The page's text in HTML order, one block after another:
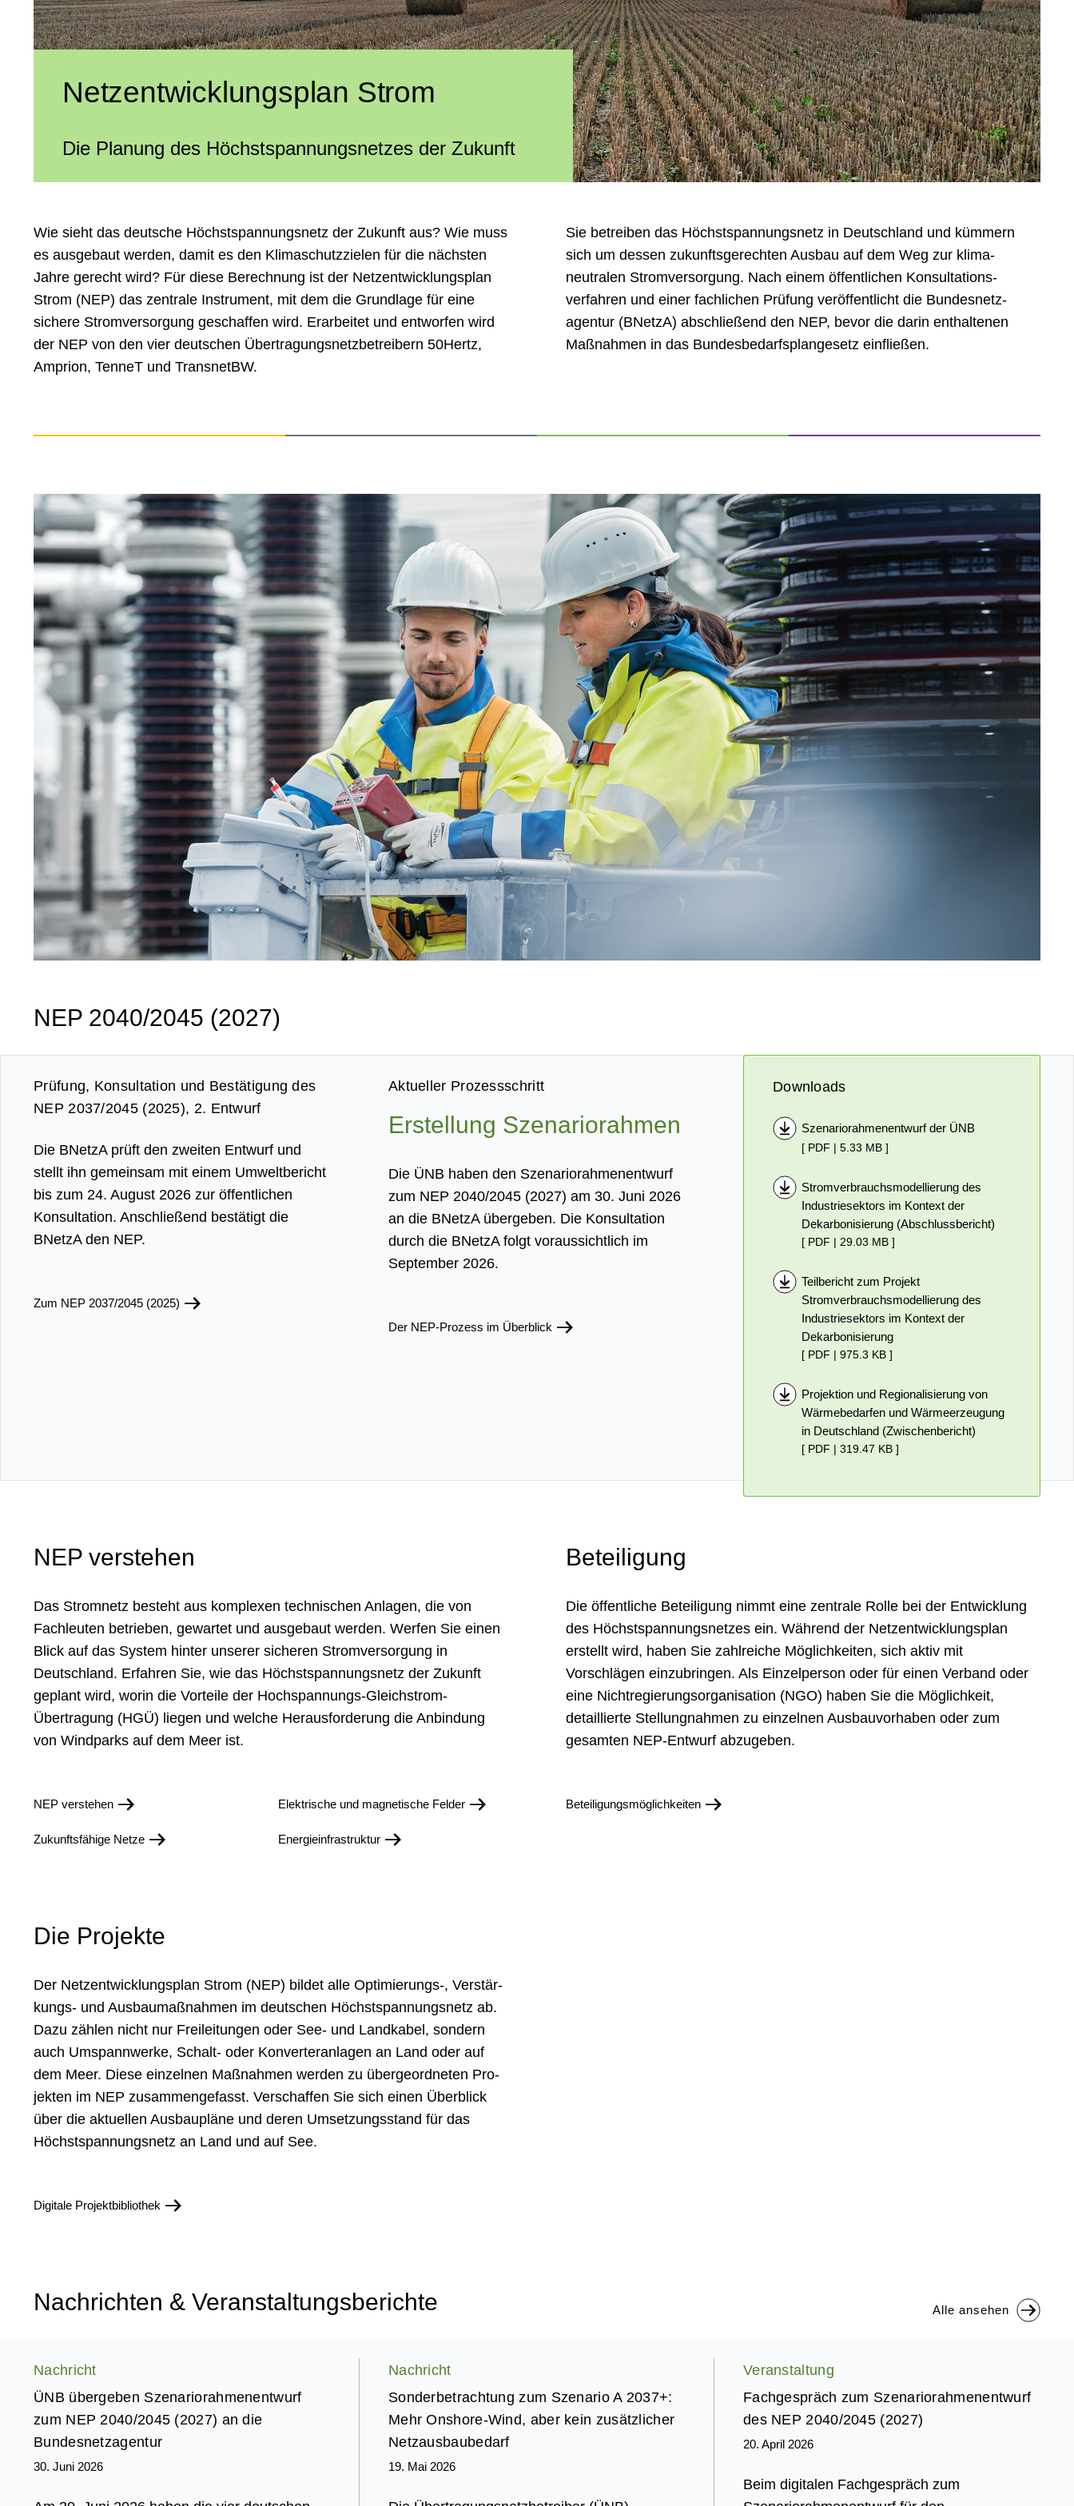
Netzentwicklungsplan Strom
Die Planung des Höchst­spannungs­netzes der Zukunft
Wie sieht das deutsche Höchst­­spannungs­­netz der Zukunft aus? Wie muss
es aus­­ge­baut werden, damit es den Klima­­schutz­­zielen für die näch­s­ten
Jahre gerecht wird? Für diese Berech­­nung ist der Netz­­ent­­wick­lungs­plan
Strom (NEP) das zen­tra­le Instr­ument, mit dem die Grund­lage für eine
sichere Strom­­­ver­sorgung geschaffen wird. Erarbeitet und entwor­fen wird
der NEP von den vier deutschen Über­tra­gungs­­netz­­betreibern 50Hertz,
Amprion, TenneT und TransnetBW.
Sie betreiben das Höchstspannungsnetz in Deutschland und kümmern
sich um dessen zukunfts­gerechten Ausbau auf dem Weg zur klima­
neutralen Strom­versorgung. Nach einem öffent­lichen Konsul­tations­
verfahren und einer fach­lichen Prüfung ver­öffent­licht die Bundes­netz­
agentur (BNetzA) abschlie­ßend den NEP, bevor die darin ent­hal­tenen
Maß­nahmen in das Bundes­be­darfs­plangesetz einfließen.
NEP 2040/2045 (2027)
Prüfung, Konsultation und Bestätigung des
NEP 2037/2045 (2025), 2. Entwurf
Die BNetzA prüft den zweiten Entwurf und
stellt ihn gemeinsam mit einem Umweltbericht
bis zum 24. August 2026 zur öffentlichen
Konsultation. Anschließend bestätigt die
BNetzA den NEP.
Zum NEP 2037/2045 (2025)
Aktueller Prozessschritt
Erstellung Szenariorahmen
Die ÜNB haben den Szenariorahmenentwurf
zum NEP 2040/2045 (2027) am 30. Juni 2026
an die BNetzA übergeben. Die Konsultation
durch die BNetzA folgt voraussichtlich im
September 2026.
Der NEP-Prozess im Überblick
Downloads
Szenariorahmenentwurf der ÜNB
[ PDF | 5.33 MB ]
Stromverbrauchsmodellierung des
Industriesektors im Kontext der
Dekarbonisierung (Abschlussbericht)
[ PDF | 29.03 MB ]
Teilbericht zum Projekt
Stromverbrauchsmodellierung des
Industriesektors im Kontext der
Dekarbonisierung
[ PDF | 975.3 KB ]
Projektion und Regionalisierung von
Wärmebedarfen und Wärmeerzeugung
in Deutschland (Zwischenbericht)
[ PDF | 319.47 KB ]
NEP verstehen
Das Stromnetz besteht aus kom­plexen tech­nischen Anlagen, die von
Fach­leuten betrie­ben, gewartet und aus­ge­baut werden. Werfen Sie einen
Blick auf das System hinter unserer sicheren Strom­versorgung in
Deutschland. Erfahren Sie, wie das Höchst­spannungs­netz der Zukunft
geplant wird, worin die Vor­teile der Hoch­spannungs-Gleich­strom-
Übertragung (HGÜ) liegen und welche Heraus­forderung die Anbin­dung
von Wind­parks auf dem Meer ist.
NEP verstehen
Zukunftsfähige Netze
Elektrische und magnetische Felder
Energieinfrastruktur
Beteiligung
Die öffentliche Beteiligung nimmt eine zentrale Rolle bei der Entwicklung
des Höchstspannungsnetzes ein. Während der Netzentwicklungsplan
erstellt wird, haben Sie zahlreiche Möglichkeiten, sich aktiv mit
Vorschlägen einzubringen. Als Einzelperson oder für einen Verband oder
eine Nichtregierungsorganisation (NGO) haben Sie die Möglichkeit,
detaillierte Stellungnahmen zu einzelnen Ausbauvorhaben oder zum
gesamten NEP-Entwurf abzugeben.
Beteiligungsmöglichkeiten
Die Projekte
Der Netzentwicklungsplan Strom (NEP) bildet alle Opti­mie­rungs-, Ver­stär­
kungs- und Aus­bau­maß­nahmen im deutschen Höchst­spannungs­netz ab.
Dazu zählen nicht nur Frei­lei­tun­gen oder See- und Landkabel, sondern
auch Um­spann­werke, Schalt- oder Kon­verter­anlagen an Land oder auf
dem Meer. Diese ein­zelnen Maß­nahmen werden zu über­geord­neten Pro­
jekten im NEP zusammengefasst. Verschaffen Sie sich einen Über­blick
über die aktu­ellen Aus­bau­pläne und deren Umsetzungs­stand für das
Höchst­spannungs­netz an Land und auf See.
Digitale Projektbibliothek
Nachrichten & Veranstaltungsberichte Alle ansehen
Nachricht
ÜNB übergeben Szenariorahmenentwurf
zum NEP 2040/2045 (2027) an die
Bundesnetzagentur
30. Juni 2026
Nachricht
Sonderbetrachtung zum Szenario A 2037+:
Mehr Onshore-Wind, aber kein zusätzlicher
Netzausbaubedarf
19. Mai 2026
Veranstaltung
Fachgespräch zum Szenariorahmenentwurf
des NEP 2040/2045 (2027)
20. April 2026
Beim digitalen Fachgespräch zum